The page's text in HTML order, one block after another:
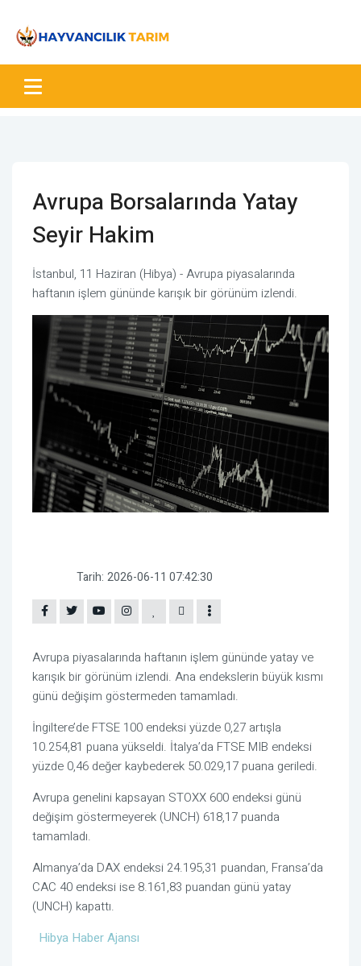
Avrupa Borsalarında Yatay
Seyir Hakim
İstanbul, 11 Haziran (Hibya) - Avrupa piyasalarında
haftanın işlem gününde karışık bir görünüm izlendi.
Tarih: 2026-06-11 07:42:30
Avrupa piyasalarında haftanın işlem gününde yatay ve
karışık bir görünüm izlendi. Ana endekslerin büyük kısmı
günü değişim göstermeden tamamladı.
İngiltere’de FTSE 100 endeksi yüzde 0,27 artışla
10.254,81 puana yükseldi. İtalya’da FTSE MIB endeksi
yüzde 0,46 değer kaybederek 50.029,17 puana geriledi.
Avrupa genelini kapsayan STOXX 600 endeksi günü
değişim göstermeyerek (UNCH) 618,17 puanda
tamamladı.
Almanya’da DAX endeksi 24.195,31 puandan, Fransa’da
CAC 40 endeksi ise 8.161,83 puandan günü yatay
(UNCH) kapattı.
Hibya Haber Ajansı